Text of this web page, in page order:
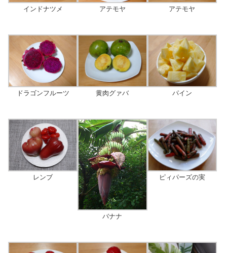
インドナツメ アテモヤ アテモヤ
ドラゴンフルーツ 黄肉グァバ パイン
レンブ
バナナ
ピィパーズの実